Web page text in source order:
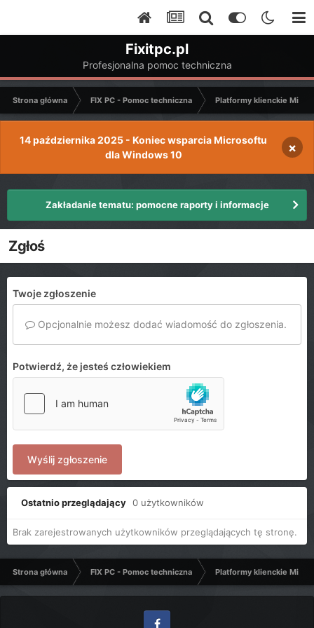
Fixitpc.pl
Profesjonalna pomoc techniczna
Strona główna FIX PC - Pomoc techniczna Platformy klienckie
14 października 2025 - Koniec wsparcia Microsoftu
dla Windows 10
×
Zakładanie tematu: pomocne raporty i informacje
Zgłoś
Twoje zgłoszenie
Opcjonalnie możesz dodać wiadomość do zgłoszenia.
Potwierdź, że jesteś człowiekiem
Wyślij zgłoszenie
Ostatnio przeglądający 0 użytkowników
Brak zarejestrowanych użytkowników przeglądających tę stronę.
Strona główna FIX PC - Pomoc techniczna Platformy klienckie